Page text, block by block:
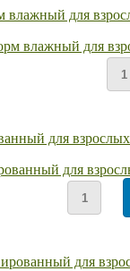
для
для
для